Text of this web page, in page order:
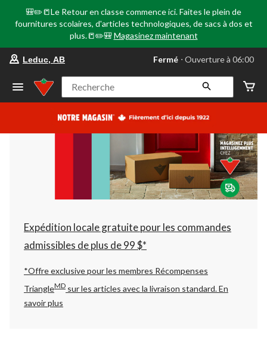
🎒✏️📒Le Retour en classe commence ici. Faites le plein de
fournitures scolaires, d'articles technologiques, de sacs à dos et
plus.📒✏️🎒 Magasinez maintenant
votre
préféré
Leduc,
AB,
courament
Ouverture
à
06:00
cliquer
pour
changer
Leduc, AB Fermé ⋅ Ouverture à 06:00
Recherche
Expédition locale gratuite pour les commandes
admissibles de plus de 99 $*
*Offre exclusive pour les membres Récompenses
TriangleMD sur les articles avec la livraison standard.En
savoir plus